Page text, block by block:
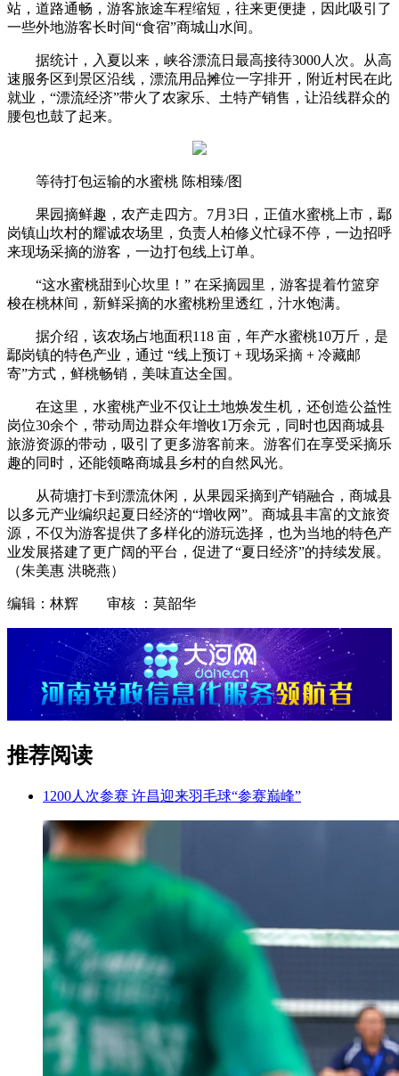
站，道路通畅，游客旅途车程缩短，往来更便捷，因此吸引了
一些外地游客长时间“食宿”商城山水间。
据统计，入夏以来，峡谷漂流日最高接待3000人次。从高
速服务区到景区沿线，漂流用品摊位一字排开，附近村民在此
就业，“漂流经济”带火了农家乐、土特产销售，让沿线群众的
腰包也鼓了起来。
等待打包运输的水蜜桃 陈相臻/图
果园摘鲜趣，农产走四方。7月3日，正值水蜜桃上市，鄢
岗镇山坎村的耀诚农场里，负责人柏修义忙碌不停，一边招呼
来现场采摘的游客，一边打包线上订单。
“这水蜜桃甜到心坎里！” 在采摘园里，游客提着竹篮穿
梭在桃林间，新鲜采摘的水蜜桃粉里透红，汁水饱满。
据介绍，该农场占地面积118 亩，年产水蜜桃10万斤，是
鄢岗镇的特色产业，通过 “线上预订 + 现场采摘 + 冷藏邮
寄”方式，鲜桃畅销，美味直达全国。
在这里，水蜜桃产业不仅让土地焕发生机，还创造公益性
岗位30余个，带动周边群众年增收1万余元，同时也因商城县
旅游资源的带动，吸引了更多游客前来。游客们在享受采摘乐
趣的同时，还能领略商城县乡村的自然风光。
从荷塘打卡到漂流休闲，从果园采摘到产销融合，商城县
以多元产业编织起夏日经济的“增收网”。商城县丰富的文旅资
源，不仅为游客提供了多样化的游玩选择，也为当地的特色产
业发展搭建了更广阔的平台，促进了“夏日经济”的持续发展。
（朱美惠 洪晓燕）
编辑：林辉 审核 ：莫韶华
推荐阅读
1200人次参赛 许昌迎来羽毛球“参赛巅峰”